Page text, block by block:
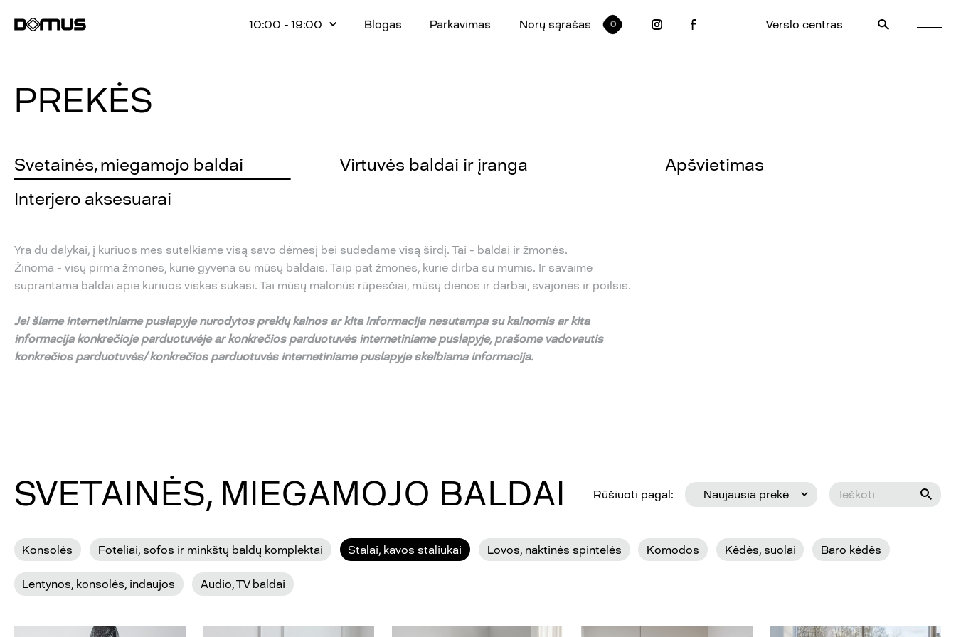
10:00 - 19:00 Blogas Parkavimas Norų sąrašas 0 Verslo centras
PREKĖS
Svetainės, miegamojo baldai Virtuvės baldai ir įranga
Apšvietimas
Interjero aksesuarai
Yra du dalykai, į kuriuos mes sutelkiame visą savo dėmesį bei sudedame visą širdį. Tai - baldai ir žmonės.
Žinoma - visų pirma žmonės, kurie gyvena su mūsų baldais. Taip pat žmonės, kurie dirba su mumis. Ir savaime
suprantama baldai apie kuriuos viskas sukasi. Tai mūsų malonūs rūpesčiai, mūsų dienos ir darbai, svajonės ir poilsis.
Jeišiame internetiniame puslapyje nurodytos prekiųkainos ar kita informacija nesutampa sukainomis ar kita
informacija konkrečioje parduotuvėje ar konkrečios parduotuvės internetiniame puslapyje, prašome vadovautis
konkrečios parduotuvės/ konkrečios parduotuvės internetiniame puslapyje skelbiama informacija.
SVETAINĖS, MIEGAMOJO BALDAI Rūšiuoti pagal: Naujausia prekė
Konsolės Foteliai, sofos ir minkštų baldų komplektai Stalai, kavos staliukai Lovos, naktinės spintelės Komodos Kėdės, suolai Baro kėdės
Lentynos, konsolės, indaujos Audio, TV baldai